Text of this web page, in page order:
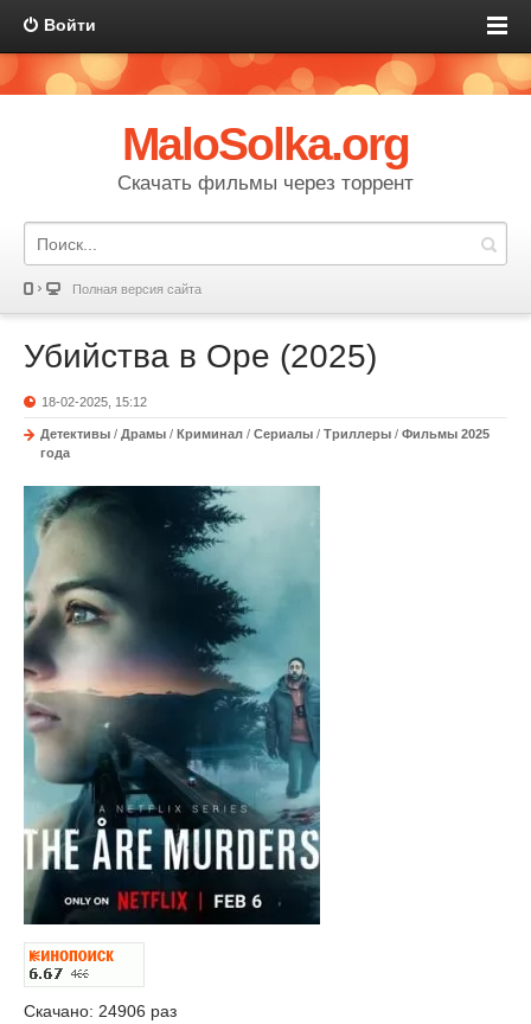
Войти
MaloSolka.org
Скачать фильмы через торрент
Полная версия сайта
Убийства в Оре (2025)
18-02-2025, 15:12
Детективы / Драмы / Криминал / Сериалы / Триллеры / Фильмы 2025
года
Скачано: 24906 раз